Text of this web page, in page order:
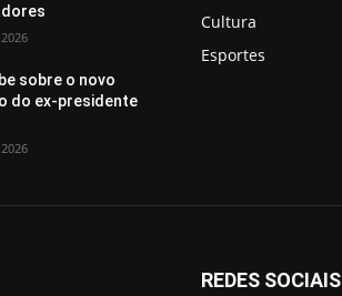
sobre o novo
do ex-presidente
Cultura
Esportes
REDES SOCIAIS